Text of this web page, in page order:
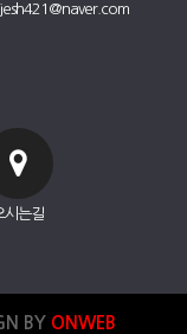
jesh421@naver.com
시는길
BY ONWEB